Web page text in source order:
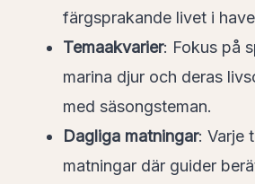
färgsprakande livet i
Temaakvarier: Fokus på
marina djur och deras
med säsongsteman.
Dagliga matningar: Varje
matningar där guider